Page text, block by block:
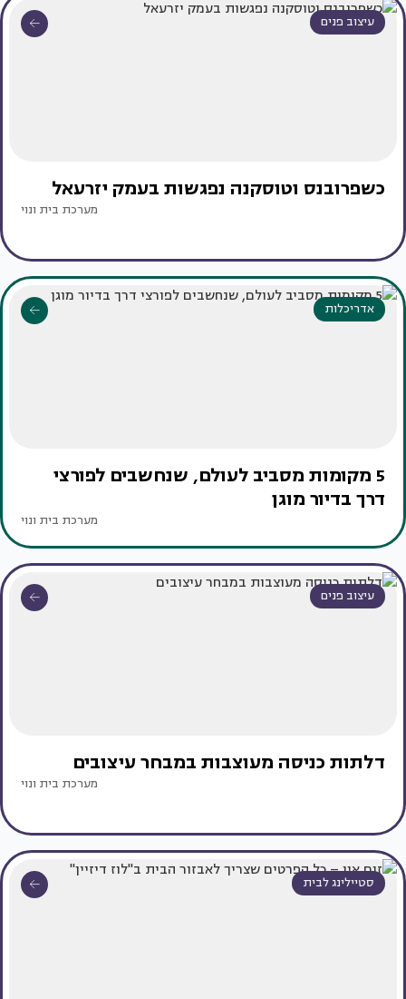
עיצוב פנים
כשפרובנס וטוסקנה נפגשות בעמק יזרעאל
מערכת בית ונוי
אדריכלות
5 מקומות מסביב לעולם, שנחשבים לפורצי
דרך בדיור מוגן
מערכת בית ונוי
עיצוב פנים
דלתות כניסה מעוצבות במבחר עיצובים
מערכת בית ונוי
סטיילינג לבית